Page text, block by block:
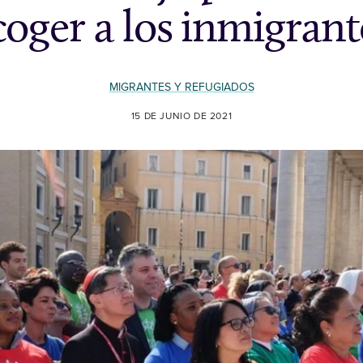
a los
MIGRANTES Y REFUGIADOS
15 DE JUNIO DE 2021